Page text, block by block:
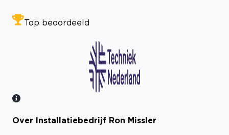
Top beoordeeld
Bekijk certificaat
Over Installatiebedrijf Ron Missler